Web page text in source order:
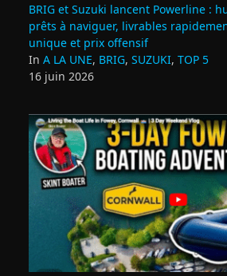
BRIG et Suzuki lancent Powerline :
prêts à naviguer, livrables
unique et prix offensif
In A LA UNE, BRIG, SUZUKI, TOP 5
16 juin 2026